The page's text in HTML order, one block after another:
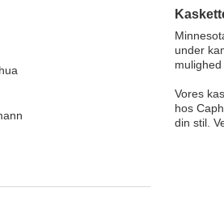
under
Vores
hos
din stil.